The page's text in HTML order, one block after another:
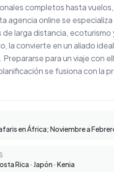
completos hasta
agencia online se
larga distancia, ecoturismo
la convierte en un aliado
para un viaje con
se fusiona con la
en África; Noviembre a
Rica · Japón · Kenia